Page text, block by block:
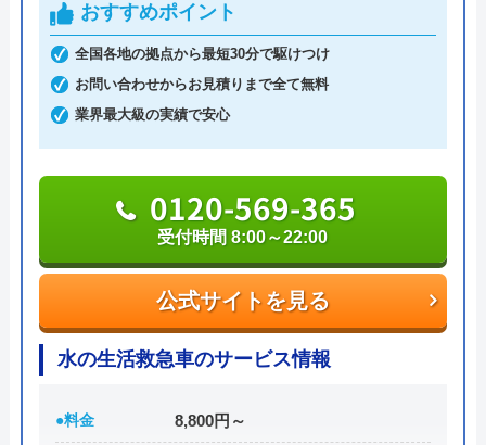
土日祝日・深夜早朝含む24時間365日、いつ相談し
ても割増料金がかからず、作業が始まるまでは一切
費用がかからないかなり信頼できる業者です。
実績も豊富で、スタッフの研修にも力を入れている
ため技術力はもちろん接客もよく、トイレや排水
管、給湯器や蛇口の修理交換まで水回りのことなら
何でも相談できます。
電話で「ホームページを見た」と伝えるだけで3,000
円割引なので、相談する際は電話で相談し、忘れず
に伝えるようにしましょう。
ちなみに、依頼せずとも見積もりにはお金はかから
おすすめポイント
全国各地の拠点から最短30分で駆けつけ
お問い合わせからお見積りまで全て無料
業界最大級の実績で安心
公式サイトを見る
0120-569-365
受付時間 8:00～22:00
水の生活救急車のサービス情報
●料金 8,800円～